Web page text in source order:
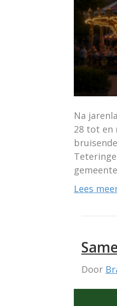
Na
28 tot en
Lees
Door